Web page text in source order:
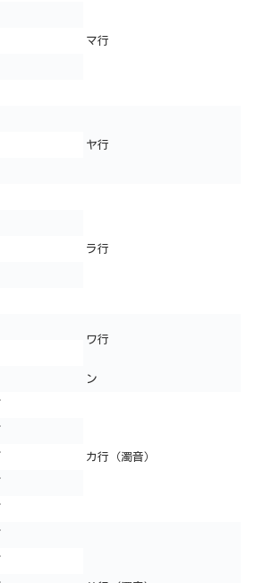
マ行
ヤ行
ラ行
ワ行
ン
カ行（濁音）